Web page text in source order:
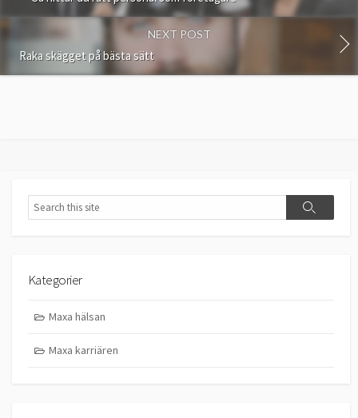
NEXT POST
Raka skägget på bästa sätt
Search
Search
Kategorier
Maxa hälsan
Maxa karriären